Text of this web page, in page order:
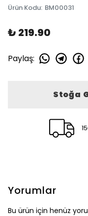
Ürün Kodu: BM00031
₺ 219.90
Paylaş:
Stoğa
Yorumlar
Bu ürün için henüz